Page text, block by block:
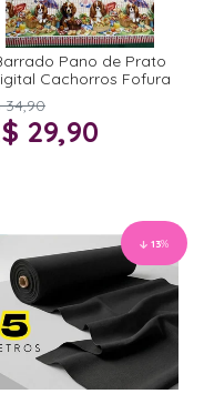
Pano de Prato
Cachorros Fofura
34,90
29,90
13%